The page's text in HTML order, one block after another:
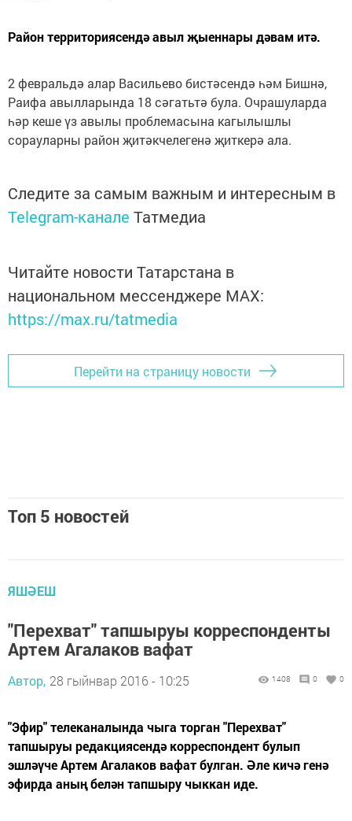
Район территориясендә авыл җыеннары дәвам итә.
2 февральдә алар Васильево бис­тәсендә һәм Бишнә,
Раифа авылларында 18 сәгатьтә була. Очрашуларда
һәр кеше үз авылы проблемасына кагылышлы
сорауларны район җитәкчелегенә җиткерә ала.
Следите за самым важным и интересным в
Telegram-канале Татмедиа
Читайте новости Татарстана в
национальном мессенджере MАХ:
https://max.ru/tatmedia
Перейти на страницу новости
Топ 5 новостей
ЯШӘЕШ
"Перехват" тапшыруы корреспонденты
Артем Агалаков вафат
Автор, 28 гыйнвар 2016 - 10:25 1408 0 0
"Эфир" телеканалында чыга торган "Перехват"
тапшыруы редакциясендә корреспондент булып
эшләүче Артем Агалаков вафат булган. Әле кичә генә
эфирда аның белән тапшыру чыккан иде.